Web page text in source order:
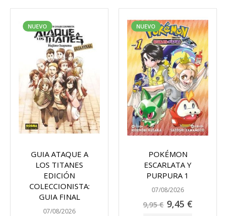
NUEVO
GUIA ATAQUE A
LOS TITANES
EDICIÓN
COLECCIONISTA:
GUIA FINAL
07/08/2026
NUEVO
POKÉMON
ESCARLATA Y
PURPURA 1
07/08/2026
9,95 € Precio
especial
9,45 €